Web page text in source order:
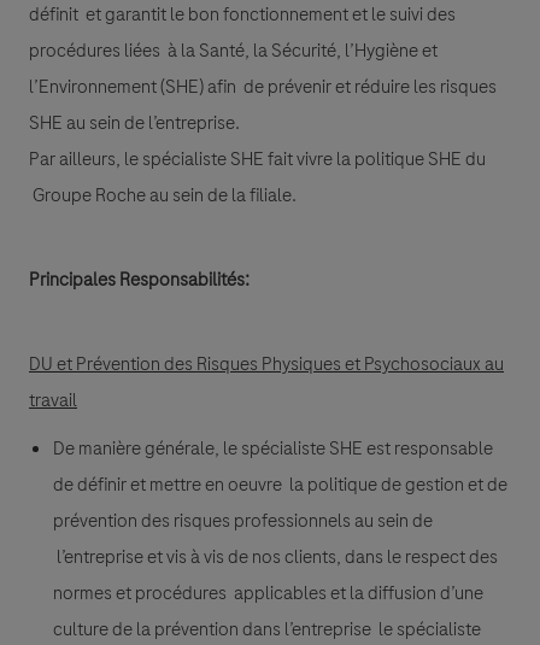
définit et garantit le bon fonctionnement et le suivi des
procédures liées à la Santé, la Sécurité, l’Hygiène et
l’Environnement (SHE) afin de prévenir et réduire les risques
SHE au sein de l’entreprise.
Par ailleurs, le spécialiste SHE fait vivre la politique SHE du
Groupe Roche au sein de la filiale.
Principales Responsabilités:
DU et Prévention des Risques Physiques et Psychosociaux au
travail
De manière générale, le spécialiste SHE est responsable
de définir et mettre en oeuvre la politique de gestion et de
prévention des risques professionnels au sein de
l’entreprise et vis à vis de nos clients, dans le respect des
normes et procédures applicables et la diffusion d’une
culture de la prévention dans l’entreprise le spécialiste